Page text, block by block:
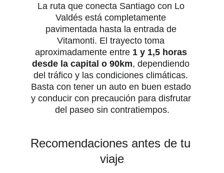
La ruta que conecta Santiago con Lo
Valdés está completamente
pavimentada hasta la entrada de
Vitamonti. El trayecto toma
aproximadamente entre 1 y 1,5 horas
desde la capital o 90km, dependiendo
del tráfico y las condiciones climáticas.
Basta con tener un auto en buen estado
y conducir con precaución para disfrutar
del paseo sin contratiempos.
Recomendaciones antes de tu
viaje